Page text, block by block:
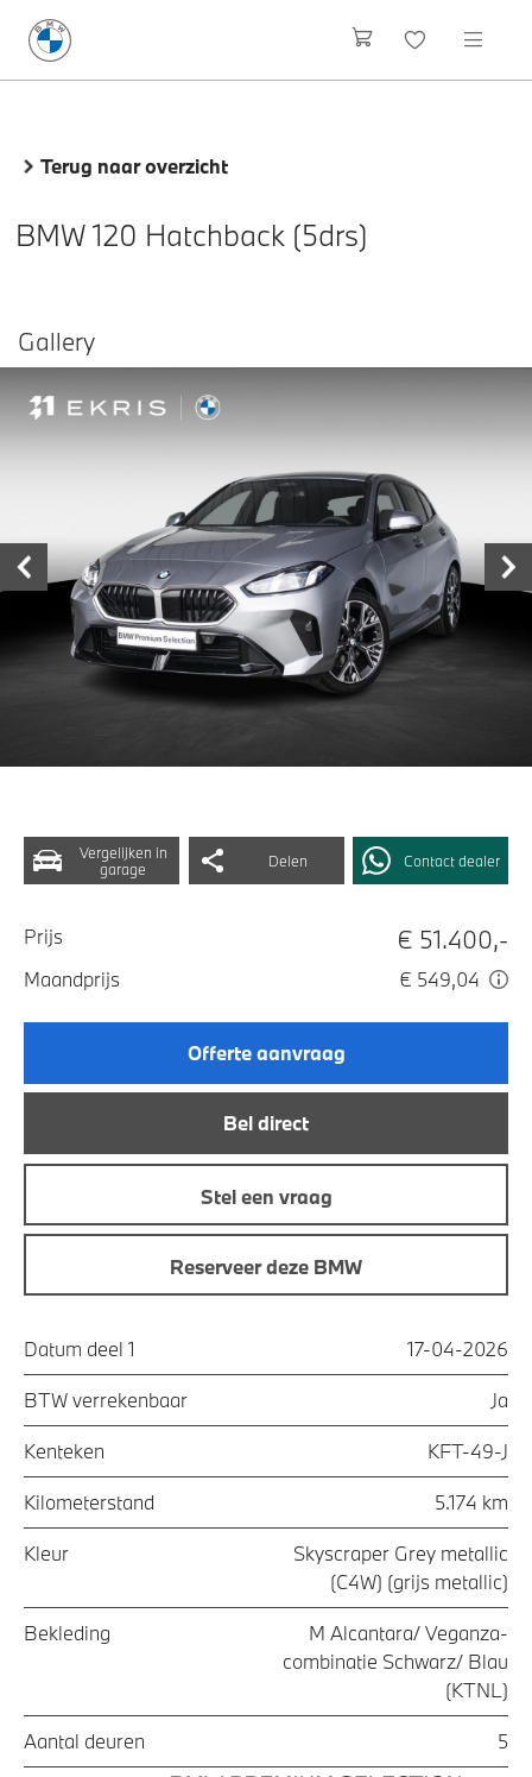
Terug naar overzicht
BMW 120 Hatchback (5drs)
Vergelijken in
garage
Delen Contact dealer
Prijs € 51.400,-
Maandprijs € 549,04
Offerte aanvraag
Bel direct
Stel een vraag
Reserveer deze BMW
Datum deel 1 17-04-2026
BTW verrekenbaar Ja
Kenteken KFT-49-J
Kilometerstand 5.174 km
Kleur
Skyscraper Grey metallic
(C4W) (grijs metallic)
Bekleding
M Alcantara/ Veganza-
combinatie Schwarz/ Blau
(KTNL)
Aantal deuren 5
Gallery